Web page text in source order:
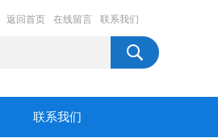
返回首页 在线留言 联系我们
联系我们